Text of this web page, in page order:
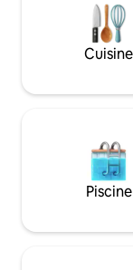
sur demande
télécommande
l'allée Lave-linge
Cuisine
Piscine